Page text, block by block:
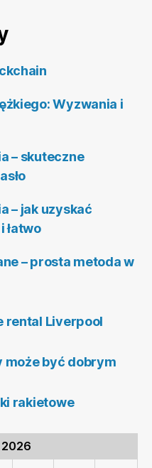
Wyzwania i
– skuteczne
– jak uzyskać
łatwo
– prosta metoda w
rental Liverpool
może być dobrym
rakietowe
2026